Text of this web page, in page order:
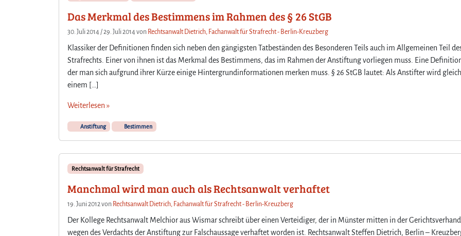
Das Merkmal des Bestimmens im Rahmen des § 26 StGB
30. Juli 2014 /29. Juli 2014von Rechtsanwalt Dietrich, Fachanwalt für Strafrecht - Berlin-Kreuzberg
Klassiker der Definitionen finden sich neben den gängigsten Tatbeständen des Besonderen Teils auch im Allgemeinen Teil
Strafrechts. Einer von ihnen ist das Merkmal des Bestimmens, das im Rahmen der Anstiftung vorliegen muss. Eine
der man sich aufgrund ihrer Kürze einige Hintergrundinformationen merken muss. § 26 StGB lautet: Als Anstifter wird gleich
einem […]
Weiterlesen »
Anstiftung Bestimmen
Rechtsanwalt für Strafrecht
Manchmal wird man auch als Rechtsanwalt verhaftet
19. Juni 2012von Rechtsanwalt Dietrich, Fachanwalt für Strafrecht - Berlin-Kreuzberg
Der Kollege Rechtsanwalt Melchior aus Wismar schreibt über einen Verteidiger, der in Münster mitten in der
wegen des Verdachts der Anstiftung zur Falschaussage verhaftet worden ist. Rechtsanwalt Steffen Dietrich, Berlin –